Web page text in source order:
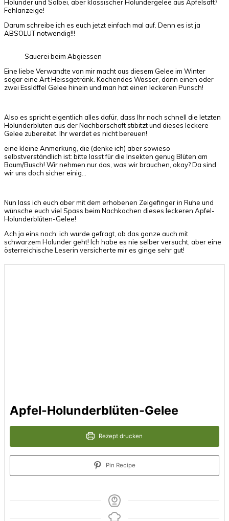
Holunder und Salbei, aber klassischer Holundergelee aus Apfelsaft?
Fehlanzeige!
Darum schreibe ich es euch jetzt einfach mal auf. Denn es ist ja
ABSOLUT notwendig!!!
Sauerei beim Abgiessen
Eine liebe Verwandte von mir macht aus diesem Gelee im Winter
sogar eine Art Heissgetränk. Kochendes Wasser, dann einen oder
zwei Esslöffel Gelee hinein und man hat einen leckeren Punsch!
Also es spricht eigentlich alles dafür, dass Ihr noch schnell die letzten
Holunderblüten aus der Nachbarschaft stibitzt und dieses leckere
Gelee zubereitet. Ihr werdet es nicht bereuen!
eine kleine Anmerkung, die (denke ich) aber sowieso
selbstverständlich ist: bitte lasst für die Insekten genug Blüten am
Baum/Busch! Wir nehmen nur das, was wir brauchen, okay? Da sind
wir uns doch sicher einig…
Nun lass ich euch aber mit dem erhobenen Zeigefinger in Ruhe und
wünsche euch viel Spass beim Nachkochen dieses leckeren Apfel-
Holunderblüten-Gelee!
Ach ja eins noch: ich wurde gefragt, ob das ganze auch mit
schwarzem Holunder geht! Ich habe es nie selber versucht, aber eine
österreichische Leserin versicherte mir es ginge sehr gut!
Apfel-Holunderblüten-Gelee
Rezept drucken
Pin Recipe